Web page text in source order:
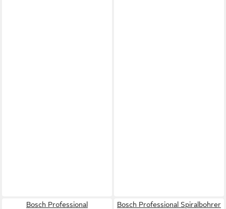
Bosch Professional
Bosch Professional Spiralbohrer